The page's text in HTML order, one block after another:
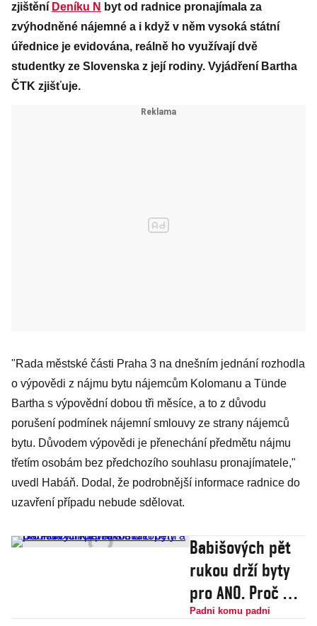
zjištění Deníku N byt od radnice pronajímala za
zvýhodněné nájemné a i když v něm vysoká státní
úřednice je evidována, reálně ho využívají dvě
studentky ze Slovenska z její rodiny. Vyjádření Bartha
ČTK zjišťuje.
"Rada městské části Praha 3 na dnešním jednání rozhodla
o výpovědi z nájmu bytu nájemcům Kolomanu a Tünde
Bartha s výpovědní dobou tři měsíce, a to z důvodu
porušení podmínek nájemní smlouvy ze strany nájemců
bytu. Důvodem výpovědi je přenechání předmětu nájmu
třetím osobám bez předchozího souhlasu pronajímatele,"
uvedl Habáň. Dodal, že podrobnější informace radnice do
uzavření případu nebude sdělovat.
Babišových pět
rukou drží byty
pro ANO. Proč má
s Prokopem a
Padni komu padni